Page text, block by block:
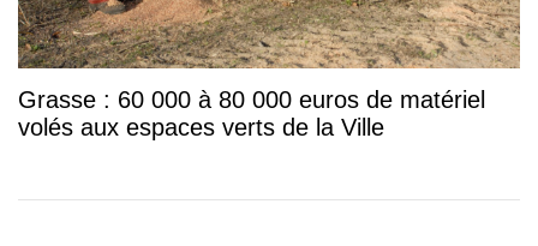
Grasse : 60 000 à 80 000 euros de matériel
volés aux espaces verts de la Ville